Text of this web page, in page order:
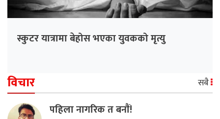
स्कुटर यात्रामा बेहोस भएका युवकको मृत्यु
विचार सबै
पहिला नागरिक त बनाैं!